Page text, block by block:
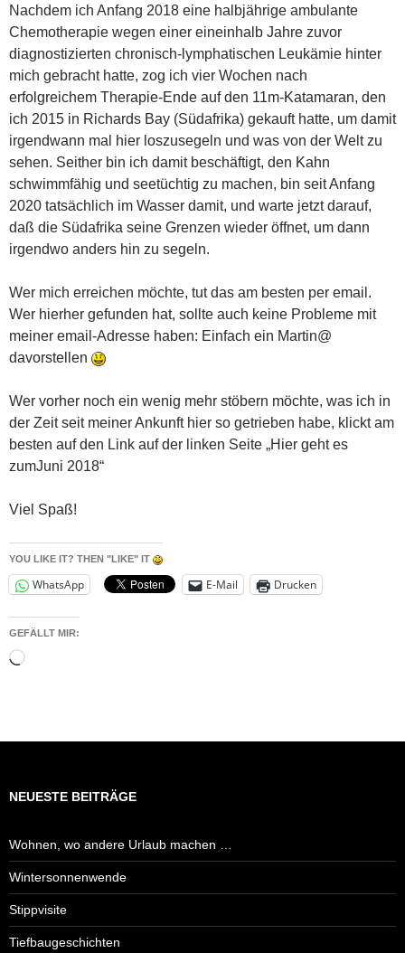
Nachdem ich Anfang 2018 eine halbjährige ambulante
Chemotherapie wegen einer eineinhalb Jahre zuvor
diagnostizierten chronisch-lymphatischen Leukämie hinter
mich gebracht hatte, zog ich vier Wochen nach
erfolgreichem Therapie-Ende auf den 11m-Katamaran, den
ich 2015 in Richards Bay (Südafrika) gekauft hatte, um damit
irgendwann mal hier loszusegeln und was von der Welt zu
sehen. Seither bin ich damit beschäftigt, den Kahn
schwimmfähig und seetüchtig zu machen, bin seit Anfang
2020 tatsächlich im Wasser damit, und warte jetzt darauf,
daß die Südafrika seine Grenzen wieder öffnet, um dann
irgendwo anders hin zu segeln.
Wer mich erreichen möchte, tut das am besten per email.
Wer hierher gefunden hat, sollte auch keine Probleme mit
meiner email-Adresse haben: Einfach ein Martin@
davorstellen
Wer vorher noch ein wenig mehr stöbern möchte, was ich in
der Zeit seit meiner Ankunft hier so getrieben habe, klickt am
besten auf den Link auf der linken Seite „Hier geht es
zumJuni 2018“
Viel Spaß!
YOU LIKE IT? THEN "LIKE" IT
WhatsApp E-Mail Drucken
GEFÄLLT MIR:
Wird
NEUESTE BEITRÄGE
Wohnen, wo andere Urlaub machen …
Wintersonnenwende
Stippvisite
Tiefbaugeschichten